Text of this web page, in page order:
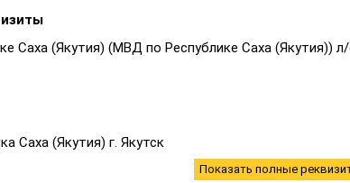
Показать полные
Саха (Якутия) (МВД по Республике Саха (Якутия))
Саха (Якутия) г. Якутск